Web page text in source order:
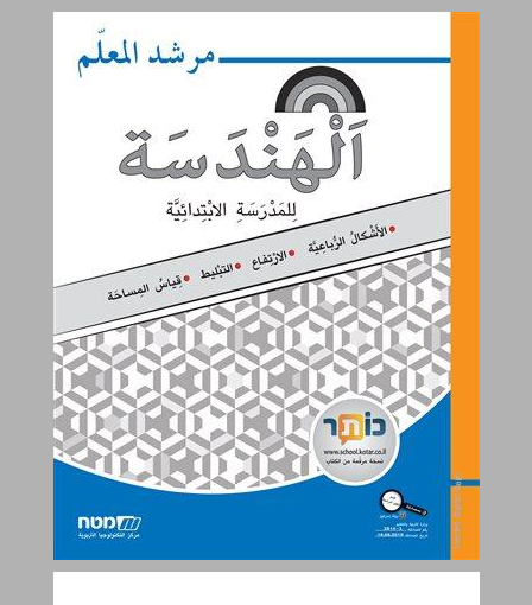
الهندسة للصفّ الخامس - مرشد المعلّم ... 0
موضوعات التعليم ... 1